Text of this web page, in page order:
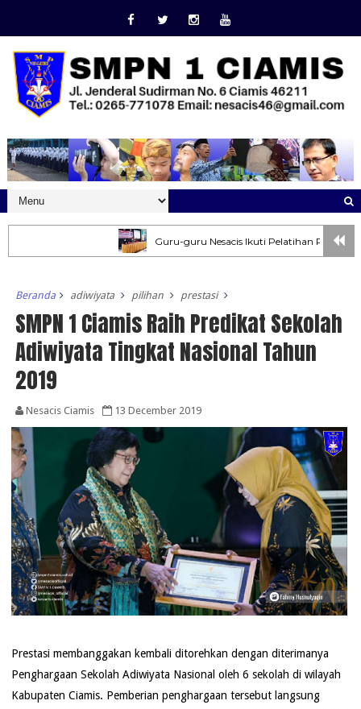
Guru-guru Nesacis Ikuti Pelatihan Pembuatan
Beranda adiwiyata pilihan prestasi
SMPN 1 Ciamis Raih Predikat Sekolah
Adiwiyata Tingkat Nasional Tahun
2019
Nesacis Ciamis 13 December 2019
Prestasi membanggakan kembali ditorehkan dengan diterimanya
Penghargaan Sekolah Adiwiyata Nasional oleh 6 sekolah di wilayah
Kabupaten Ciamis. Pemberian penghargaan tersebut langsung